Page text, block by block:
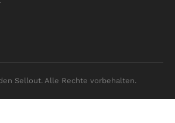
Sellout. Alle Rechte vorbehalten.